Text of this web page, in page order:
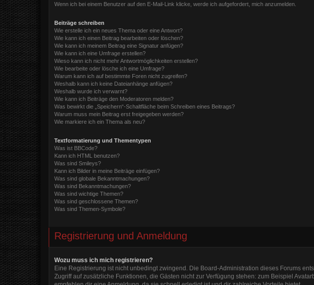
Wenn ich bei einem Benutzer auf den E-Mail-Link klicke, werde ich aufgefordert, mich anzumelden.
Beiträge schreiben
Wie erstelle ich ein neues Thema oder eine Antwort?
Wie kann ich einen Beitrag bearbeiten oder löschen?
Wie kann ich meinem Beitrag eine Signatur anfügen?
Wie kann ich eine Umfrage erstellen?
Wieso kann ich nicht mehr Antwortmöglichkeiten erstellen?
Wie bearbeite oder lösche ich eine Umfrage?
Warum kann ich auf bestimmte Foren nicht zugreifen?
Weshalb kann ich keine Dateianhänge anfügen?
Weshalb wurde ich verwarnt?
Wie kann ich Beiträge den Moderatoren melden?
Was bewirkt die „Speichern“-Schaltfläche beim Schreiben eines Beitrags?
Warum muss mein Beitrag erst freigegeben werden?
Wie markiere ich ein Thema als neu?
Textformatierung und Thementypen
Was ist BBCode?
Kann ich HTML benutzen?
Was sind Smileys?
Kann ich Bilder in meine Beiträge einfügen?
Was sind globale Bekanntmachungen?
Was sind Bekanntmachungen?
Was sind wichtige Themen?
Was sind geschlossene Themen?
Was sind Themen-Symbole?
Registrierung und Anmeldung
Wozu muss ich mich registrieren?
Eine Registrierung ist nicht unbedingt zwingend. Die Board-Administration dieses Forums
Zugriff auf zusätzliche Funktionen, die Gästen nicht zur Verfügung stehen: zum Beispiel